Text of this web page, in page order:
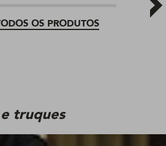
OS PRODUTOS
truques